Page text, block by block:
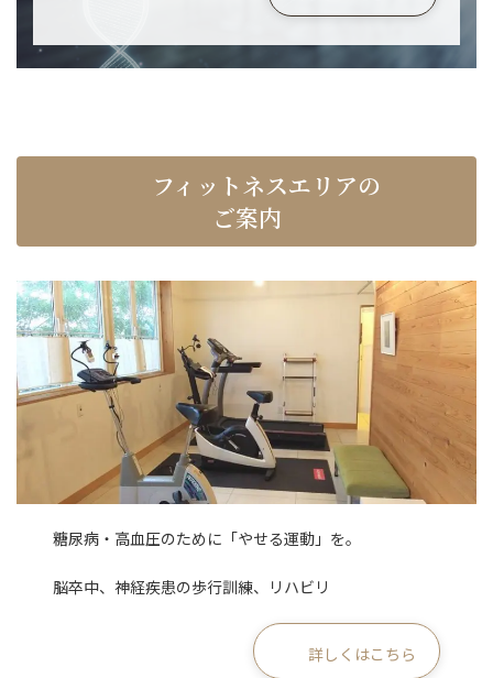
フィットネスエリアの
ご案内
糖尿病・高血圧のために「やせる運動」を。
脳卒中、神経疾患の歩行訓練、リハビリ
詳しくはこちら